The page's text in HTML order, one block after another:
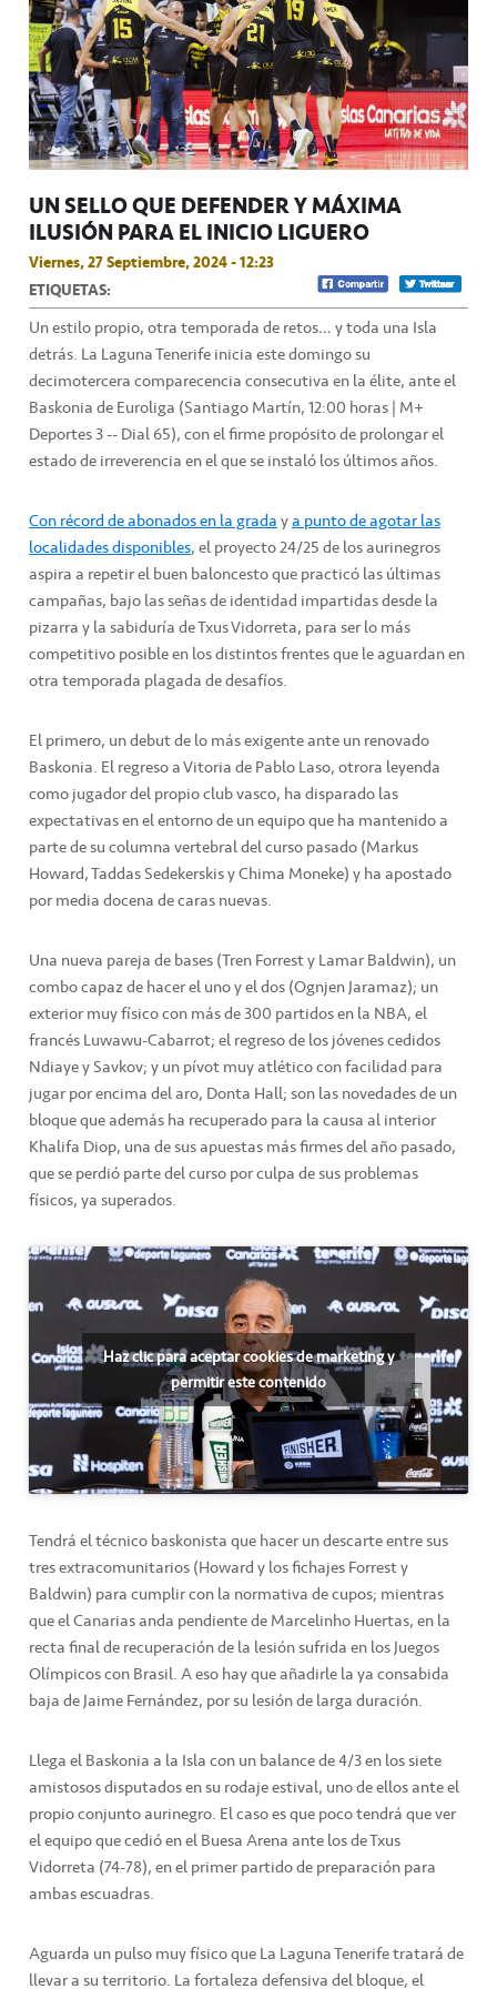
UN SELLO QUE DEFENDER Y MÁXIMA
ILUSIÓN PARA EL INICIO LIGUERO
Viernes, 27 Septiembre, 2024 - 12:23
ETIQUETAS:
Un estilo propio, otra temporada de retos… y toda una Isla
detrás. La Laguna Tenerife inicia este domingo su
decimotercera comparecencia consecutiva en la élite, ante el
Baskonia de Euroliga (Santiago Martín, 12:00 horas | M+
Deportes 3 -- Dial 65), con el firme propósito de prolongar el
estado de irreverencia en el que se instaló los últimos años.
Con récord de abonados en la gradaya punto de agotar las
localidades disponibles, el proyecto 24/25 de los aurinegros
aspira a repetir el buen baloncesto que practicó las últimas
campañas, bajo las señas de identidad impartidas desde la
pizarra y la sabiduría de Txus Vidorreta, para ser lo más
competitivo posible en los distintos frentes que le aguardan en
otra temporada plagada de desafíos.
El primero, un debut de lo más exigente ante un renovado
Baskonia. El regreso a Vitoria de Pablo Laso, otrora leyenda
como jugador del propio club vasco, ha disparado las
expectativas en el entorno de un equipo que ha mantenido a
parte de su columna vertebral del curso pasado (Markus
Howard, Taddas Sedekerskis y Chima Moneke) y ha apostado
por media docena de caras nuevas.
Una nueva pareja de bases (Tren Forrest y Lamar Baldwin), un
combo capaz de hacer el uno y el dos (Ognjen Jaramaz); un
exterior muy físico con más de 300 partidos en la NBA, el
francés Luwawu-Cabarrot; el regreso de los jóvenes cedidos
Ndiaye y Savkov; y un pívot muy atlético con facilidad para
jugar por encima del aro, Donta Hall; son las novedades de un
bloque que además ha recuperado para la causa al interior
Khalifa Diop, una de sus apuestas más firmes del año pasado,
que se perdió parte del curso por culpa de sus problemas
físicos, ya superados.
Haz clic para aceptar cookies de marketing y
permitir este contenido
Tendrá el técnico baskonista que hacer un descarte entre sus
tres extracomunitarios (Howard y los fichajes Forrest y
Baldwin) para cumplir con la normativa de cupos; mientras
que el Canarias anda pendiente de Marcelinho Huertas, en la
recta final de recuperación de la lesión sufrida en los Juegos
Olímpicos con Brasil. A eso hay que añadirle la ya consabida
baja de Jaime Fernández, por su lesión de larga duración.
Llega el Baskonia a la Isla con un balance de 4/3 en los siete
amistosos disputados en su rodaje estival, uno de ellos ante el
propio conjunto aurinegro. El caso es que poco tendrá que ver
el equipo que cedió en el Buesa Arena ante los de Txus
Vidorreta (74-78), en el primer partido de preparación para
ambas escuadras.
Aguarda un pulso muy físico que La Laguna Tenerife tratará de
llevar a su territorio. La fortaleza defensiva del bloque, el